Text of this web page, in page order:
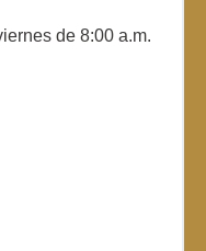
de 8:00 a.m.